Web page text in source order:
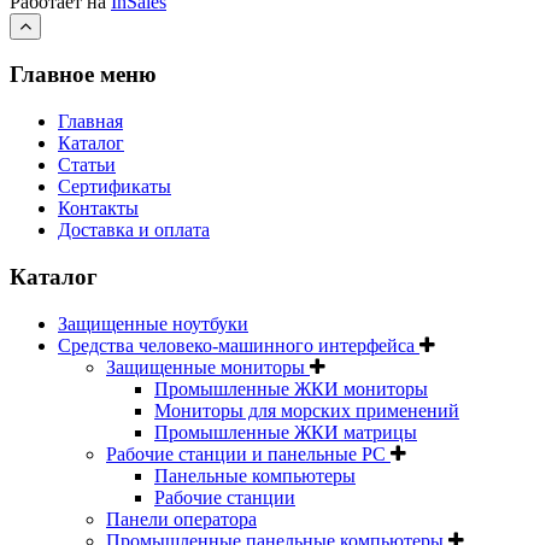
Главное меню
Главная
Каталог
Статьи
Сертификаты
Контакты
Доставка и оплата
Каталог
Защищенные ноутбуки
Средства человеко-машинного интерфейса
Защищенные мониторы
Промышленные ЖКИ мониторы
Мониторы для морских применений
Промышленные ЖКИ матрицы
Рабочие станции и панельные РС
Панельные компьютеры
Рабочие станции
Панели оператора
Промышленные панельные компьютеры